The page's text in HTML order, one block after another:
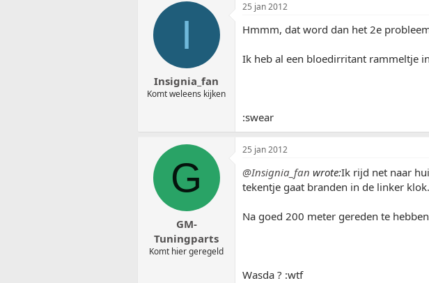
I
Insignia_fan
Komt weleens kijken
25 jan 2012
Hmmm, dat word dan het 2e
Ik heb al een bloedirritant rammeltje
:swear
G
GM-
Tuningparts
Komt hier geregeld
25 jan 2012
@Insignia_fan wrote:Ik rijd net naar
tekentje gaat branden in de linker klok.
Na goed 200 meter gereden te
Wasda ? :wtf